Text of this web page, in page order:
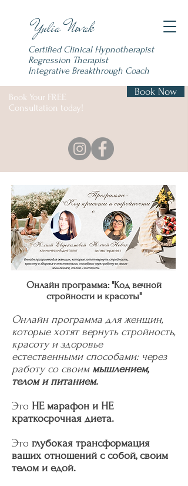
Yulia Novak
Certified Clinical Hypnotherapist
Regression Therapist
Integrative Breakthrough Coach
Book Your FREE
Consultation today!
Book Now
Онлайн программа: "Код вечной
стройности и красоты"
Онлайн программа для женщин,
которые хотят вернуть стройность,
красоту и здоровье
естественными способами: через
работу со своим мышлением,
телом и питанием.
Это НЕ марафон и НЕ
краткосрочная диета.
Это глубокая трансформация
ваших отношений с собой, своим
телом и едой.